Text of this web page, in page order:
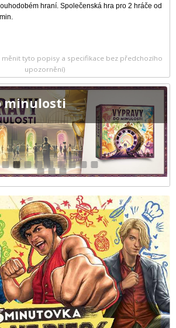
hraní. Společenská hra pro 2 hráče od
tyto popisy a specifikace bez předchozího
upozornění)
minulosti